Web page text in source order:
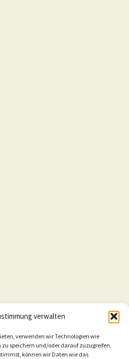
verwalten
verwenden wir Technologien wie
speichern und/oder darauf zuzugreifen.
können wir Daten wie das